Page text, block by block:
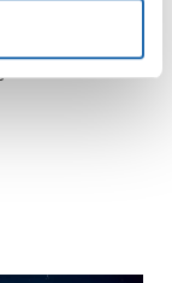
tunnin